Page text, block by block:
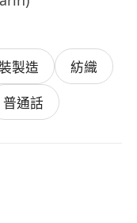
製造
紡織
普通話